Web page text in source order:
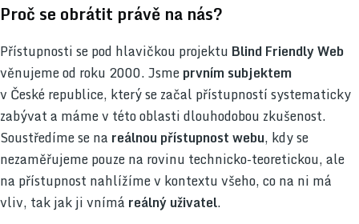
Proč se obrátit právě na nás?
Přístupnosti se pod hlavičkou projektu Blind Friendly Web
věnujeme od roku 2000. Jsmeprvním subjektem
v České republice, který se začal přístupností systematicky
zabývat a máme v této oblasti dlouhodobou zkušenost.
Soustředíme se na reálnou přístupnost webu, kdy se
nezaměřujeme pouze na rovinu technicko-teoretickou, ale
na přístupnost nahlížíme v kontextu všeho, co na ni má
vliv, tak jak ji vnímá reálný uživatel.